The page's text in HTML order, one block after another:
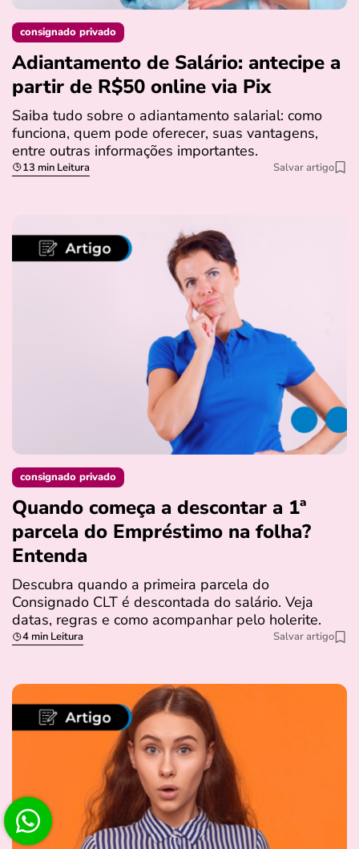
consignado privado
Adiantamento de Salário: antecipe a
partir de R$50 online via Pix
Saiba tudo sobre o adiantamento salarial: como
funciona, quem pode oferecer, suas vantagens,
entre outras informações importantes.
13 min Leitura Salvar artigo
consignado privado
Quando começa a descontar a 1ª
parcela do Empréstimo na folha?
Entenda
Descubra quando a primeira parcela do
Consignado CLT é descontada do salário. Veja
datas, regras e como acompanhar pelo holerite.
4 min Leitura Salvar artigo